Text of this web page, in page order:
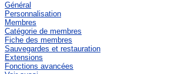
Général
Personnalisation
Membres
Catégorie de membres
Fiche des membres
Sauvegardes et restauration
Extensions
Fonctions avancées